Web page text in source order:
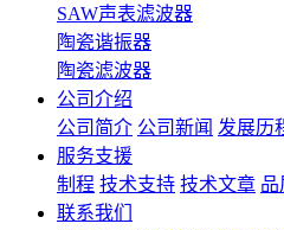
SAW声表滤波器
陶瓷谐振器
陶瓷滤波器
公司介绍
公司简介 公司新闻 发展历
服务支援
制程 技术支持 技术文章 品
联系我们